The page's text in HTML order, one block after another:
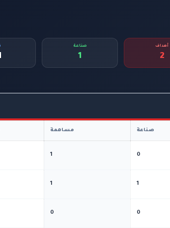
أهداف
2
صناعة
1
صناعة مساهمة
0
1
1
1
0
0